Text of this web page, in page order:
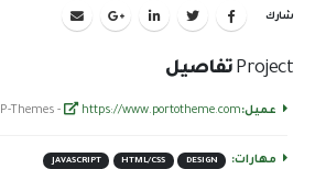
شارك
Project تفاصيل
عميل: P-Themes - https://www.portotheme.com
مهارات: DESIGN
HTML/CSS
JAVASCRIPT